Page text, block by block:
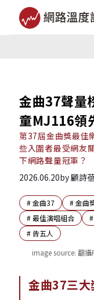
金曲37聲量
童MJ116
第37屆金曲獎最佳
些入圍者最受網友
下網路聲量冠軍？
2026.06.20by顧詩
#金曲37 #金曲
#最佳演唱組合 #
# 告五人
image source: 翻攝
金曲37三大